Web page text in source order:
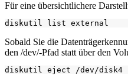
Für eine übersichtlichere
Sobald Sie die
den /dev/-Pfad statt über den